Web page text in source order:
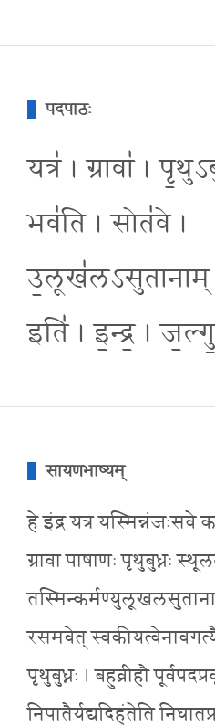
पदपाठः
यत्र॑ । ग्रावा॑ ।
भव॑ति । सोत॑वे ।
उ॒लूख॑लऽसुतानाम्
इति॑ । इ॒न्द्र॒ ।
सायणभाष्यम्
हे इंद्र यत्र यस्मिन्नंजःसवे
ग्रावा पाषाणः पृथुबुध्नः
रसमवेत्
पृथुबुध्नः । बहुव्रीहौ
निपातैर्यद्यदिहंतेति